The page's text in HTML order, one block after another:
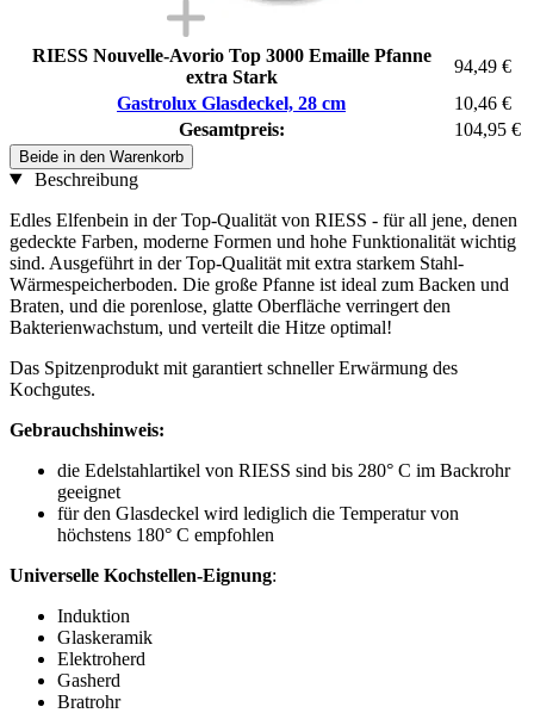
RIESS Nouvelle-Avorio Top 3000 Emaille Pfanne
extra Stark
94,49 €
Gastrolux Glasdeckel, 28 cm
10,46 €
Gesamtpreis:
104,95 €
Beide in den Warenkorb
Beschreibung
Edles Elfenbein in der Top-Qualität von RIESS - für all jene, denen
gedeckte Farben, moderne Formen und hohe Funktionalität wichtig
sind. Ausgeführt in der Top-Qualität mit extra starkem Stahl-
Wärmespeicherboden. Die große Pfanne ist ideal zum Backen und
Braten, und die porenlose, glatte Oberfläche verringert den
Bakterienwachstum, und verteilt die Hitze optimal!
Das Spitzenprodukt mit garantiert schneller Erwärmung des
Kochgutes.
Gebrauchshinweis:
die Edelstahlartikel von RIESS sind bis 280° C im Backrohr
geeignet
für den Glasdeckel wird lediglich die Temperatur von
höchstens 180° C empfohlen
Universelle Kochstellen-Eignung:
Induktion
Glaskeramik
Elektroherd
Gasherd
Bratrohr